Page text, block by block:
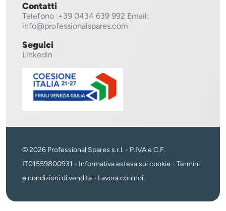
Contatti
Telefono :+39 0434 639 992 Email:
info@professionalspares.com
Seguici
Linkedin
© 2026 Professional Spares s.r.l. - P.IVA e C.F.
IT01559800931 - Informativa estesa sui cookie - Termini
e condizioni di vendita- Lavora con noi